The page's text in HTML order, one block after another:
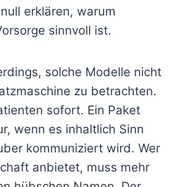
erklären, warum
sinnvoll ist.
solche Modelle nicht
zu betrachten.
sofort. Ein Paket
wenn es inhaltlich Sinn
kommuniziert wird. Wer
anbietet, muss mehr